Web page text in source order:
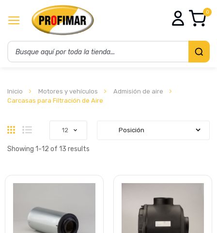
0
Inicio Motores y vehículos
Admisión de aire
Carcasas para Filtración de Aire
Parrilla
Showing 1-12 of 13 results